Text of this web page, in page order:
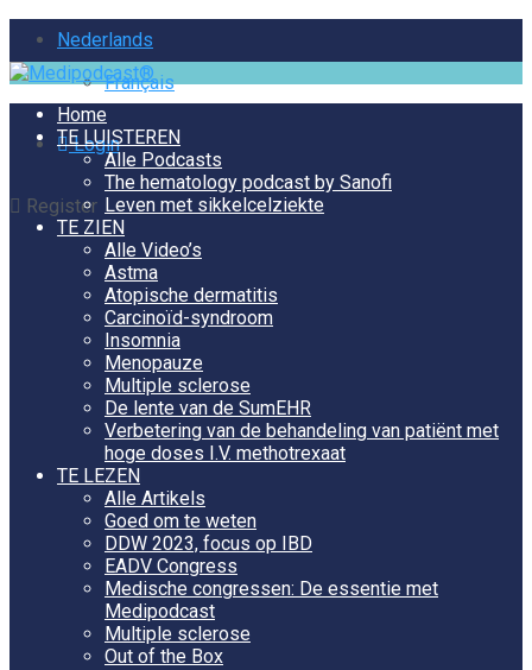
Nederlands
Français
Login
Register
Home
TE LUISTEREN
Alle Podcasts
The hematology podcast by Sanofi
Leven met sikkelcelziekte
TE ZIEN
Alle Video’s
Astma
Atopische dermatitis
Carcinoïd-syndroom
Insomnia
Menopauze
Multiple sclerose
De lente van de SumEHR
Verbetering van de behandeling van patiënt met
hoge doses I.V. methotrexaat
TE LEZEN
Alle Artikels
Goed om te weten
DDW 2023, focus op IBD
EADV Congress
Medische congressen: De essentie met
Medipodcast
Multiple sclerose
Out of the Box